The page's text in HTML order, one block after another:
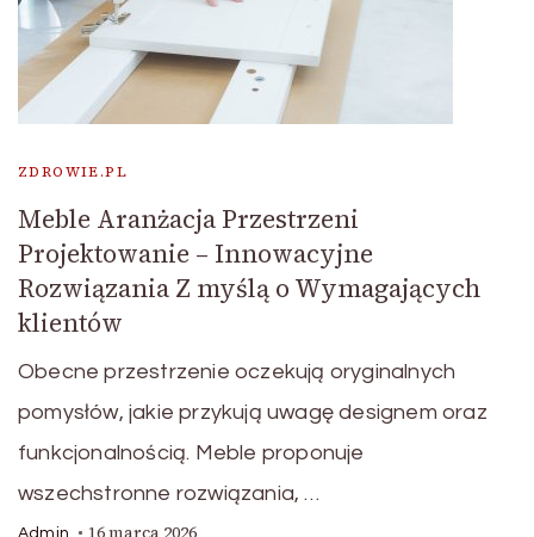
ZDROWIE.PL
Meble Aranżacja Przestrzeni
Projektowanie – Innowacyjne
Rozwiązania Z myślą o Wymagających
klientów
Obecne przestrzenie oczekują oryginalnych
pomysłów, jakie przykują uwagę designem oraz
funkcjonalnością. Meble proponuje
wszechstronne rozwiązania, …